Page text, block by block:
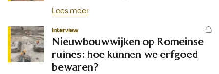
Lees meer
Interview
Nieuwbouwwijken op Romeinse
ruïnes: hoe kunnen we erfgoed
bewaren?